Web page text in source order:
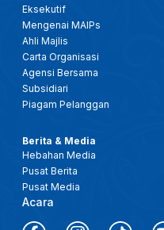
Eksekutif
Mengenai MAIPs
Ahli Majlis
Carta Organisasi
Agensi Bersama
Subsidiari
Piagam Pelanggan
Berita & Media
Hebahan Media
Pusat Berita
Pusat Media
Acara